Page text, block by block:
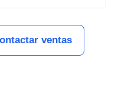
ventas